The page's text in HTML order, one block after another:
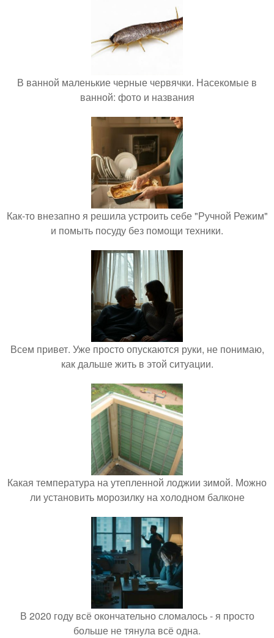
В ванной маленькие черные червячки. Насекомые в
ванной: фото и названия
Как-то внезапно я решила устроить себе "Ручной Режим"
и помыть посуду без помощи техники.
Всем привет. Уже просто опускаются руки, не понимаю,
как дальше жить в этой ситуации.
Какая температура на утепленной лоджии зимой. Можно
ли установить морозилку на холодном балконе
В 2020 году всё окончательно сломалось - я просто
больше не тянула всё одна.